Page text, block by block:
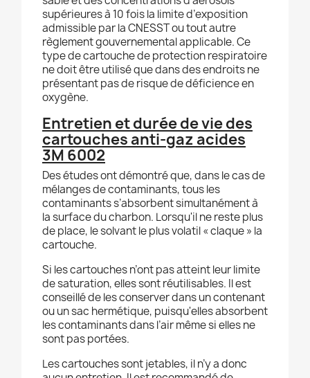
supérieures à 10 fois la limite d’exposition
admissible par la CNESST ou tout autre
règlement gouvernemental applicable. Ce
type de cartouche de protection respiratoire
ne doit être utilisé que dans des endroits ne
présentant pas de risque de déficience en
oxygène.
Entretien et durée de vie des
cartouches anti-gaz acides
3M 6002
Des études ont démontré que, dans le cas de
mélanges de contaminants, tous les
contaminants s’absorbent simultanément à
la surface du charbon. Lorsqu'il ne reste plus
de place, le solvant le plus volatil « claque » la
cartouche.
Si les cartouches n’ont pas atteint leur limite
de saturation, elles sont réutilisables. Il est
conseillé de les conserver dans un contenant
ou un sac hermétique, puisqu'elles absorbent
les contaminants dans l’air même si elles ne
sont pas portées.
Les cartouches sont jetables, il n’y a donc